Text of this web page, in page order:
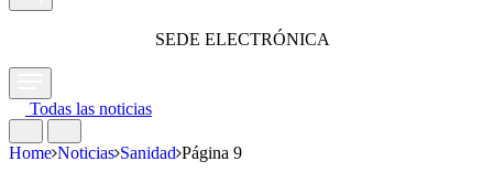
SEDE ELECTRÓNICA
Todas las noticias
Home Noticias Sanidad Página 9